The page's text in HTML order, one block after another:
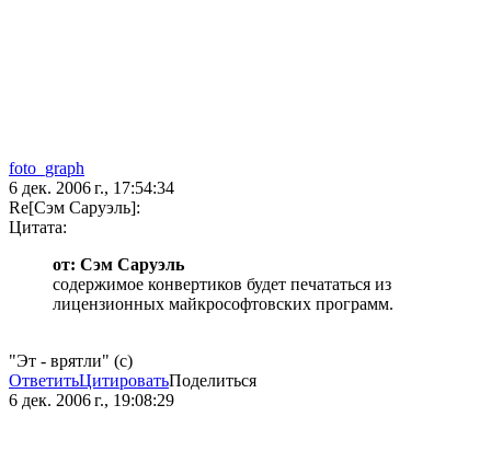
foto_graph
6 дек. 2006 г., 17:54:34
Re[Сэм Саруэль]:
Цитата:
от: Сэм Саруэль
содержимое конвертиков будет печататься из
лицензионных майкрософтовских программ.
"Эт - врятли" (с)
ОтветитьЦитироватьПоделиться
6 дек. 2006 г., 19:08:29